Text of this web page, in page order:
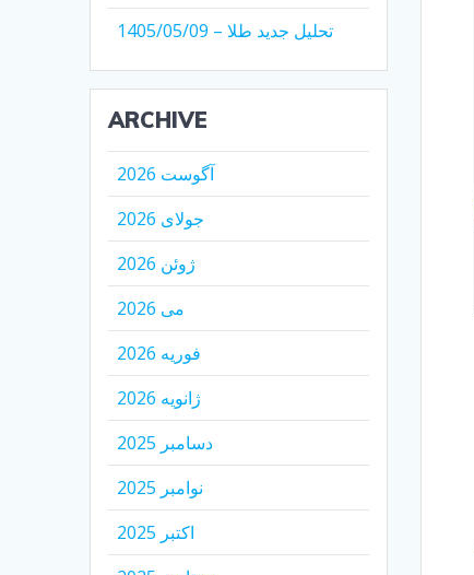
تحلیل جدید طلا – 1405/05/09
ARCHIVE
آگوست 2026
جولای 2026
ژوئن 2026
می 2026
فوریه 2026
ژانویه 2026
دسامبر 2025
نوامبر 2025
اکتبر 2025